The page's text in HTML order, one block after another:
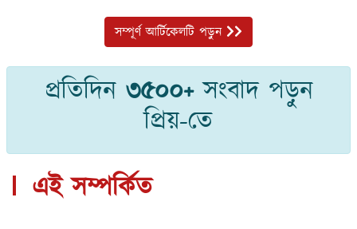
সম্পূর্ণ আর্টিকেলটি পড়ুন
প্রতিদিন ৩৫০০+সংবাদ পড়ুন
প্রিয়-তে
এই সম্পর্কিত